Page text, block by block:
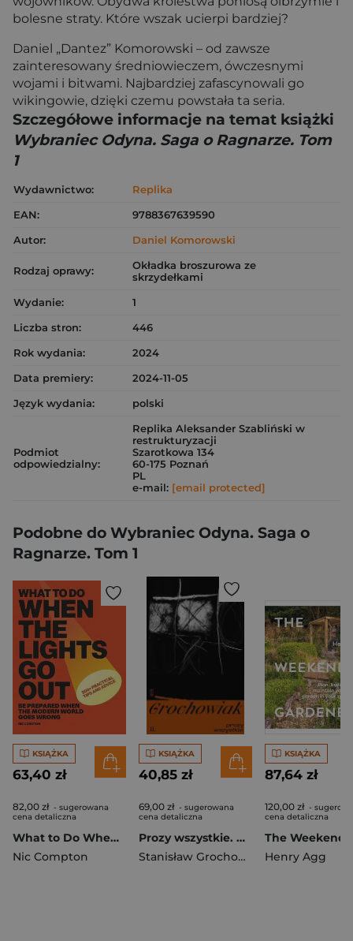
bolesne straty. Które wszak ucierpi bardziej?
Daniel „Dantez” Komorowski – od zawsze
zainteresowany średniowieczem, ówczesnymi
wojami i bitwami. Najbardziej zafascynowali go
wikingowie, dzięki czemu powstała ta seria.
Szczegółowe informacje na temat książki
Wybraniec Odyna. Saga o Ragnarze. Tom
1
Wydawnictwo:
Replika
EAN:
9788367639590
Autor:
Daniel Komorowski
Rodzaj oprawy:
Okładka broszurowa ze
skrzydełkami
Wydanie:
1
Liczba stron:
446
Rok wydania:
2024
Data premiery:
2024-11-05
Język wydania:
polski
Podmiot
odpowiedzialny:
Replika Aleksander Szabliński w
restrukturyzacji
Szarotkowa 134
60-175 Poznań
PL
e-mail: [email protected]
Podobne do Wybraniec Odyna. Saga o
Ragnarze. Tom 1
KSIĄŻKA
63,40 zł
82,00 zł - sugerowana
cena detaliczna
What to Do When the Lights Go Out
Nic Compton
KSIĄŻKA
40,85 zł
69,00 zł - sugerowana
cena detaliczna
Prozy wszystkie. Opowiadania, utwory rozproszone i niedrukowane
Stanisław Grochowiak
KSIĄŻKA
87,64 zł
120,00 zł -
cena detaliczna
Henry Agg